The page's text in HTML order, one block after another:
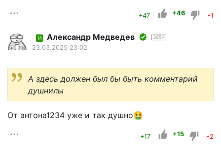
+47 +46 -1
14 Александр Медведев 3654
23.03.2025 23:02
А здесь должен был бы быть комментарий
душнилы
От антона1234 уже и так душно🤮
+17 +15 -2